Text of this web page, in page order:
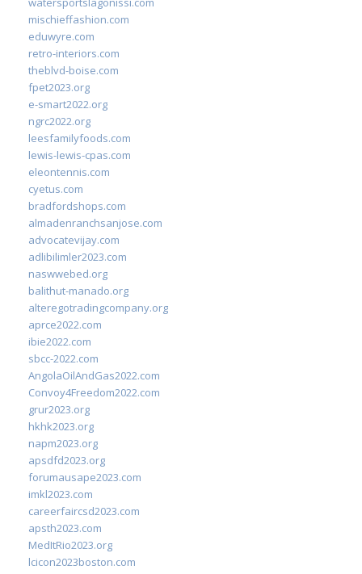
mischieffashion.com
eduwyre.com
retro-interiors.com
theblvd-boise.com
fpet2023.org
e-smart2022.org
ngrc2022.org
leesfamilyfoods.com
lewis-lewis-cpas.com
eleontennis.com
cyetus.com
bradfordshops.com
almadenranchsanjose.com
advocatevijay.com
adlibilimler2023.com
naswwebed.org
balithut-manado.org
alteregotradingcompany.org
aprce2022.com
ibie2022.com
sbcc-2022.com
AngolaOilAndGas2022.com
Convoy4Freedom2022.com
grur2023.org
hkhk2023.org
napm2023.org
apsdfd2023.org
forumausape2023.com
imkl2023.com
careerfaircsd2023.com
apsth2023.com
MedItRio2023.org
lcicon2023boston.com